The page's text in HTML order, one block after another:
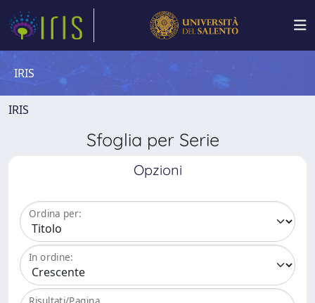
IRIS
IRIS
Sfoglia per Serie
Opzioni
Ordina per:
In ordine: